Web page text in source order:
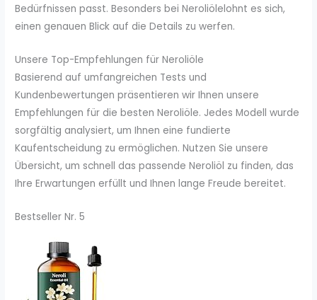
Bedürfnissen passt. Besonders bei Neroliölelohnt es sich,
einen genauen Blick auf die Details zu werfen.
Unsere Top-Empfehlungen für Neroliöle
Basierend auf umfangreichen Tests und
Kundenbewertungen präsentieren wir Ihnen unsere
Empfehlungen für die besten Neroliöle. Jedes Modell wurde
sorgfältig analysiert, um Ihnen eine fundierte
Kaufentscheidung zu ermöglichen. Nutzen Sie unsere
Übersicht, um schnell das passende Neroliöl zu finden, das
Ihre Erwartungen erfüllt und Ihnen lange Freude bereitet.
Bestseller Nr. 5